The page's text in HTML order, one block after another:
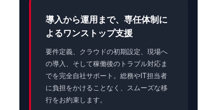
導入から運用まで、専任体制に
よるワンストップ支援
要件定義、クラウドの初期設定、現場へ
の導入、そして稼働後のトラブル対応ま
でを完全自社サポート。総務やIT担当者
に負担をかけることなく、スムーズな移
行をお約束します。